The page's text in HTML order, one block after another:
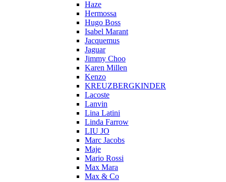
Haze
Hermossa
Hugo Boss
Isabel Marant
Jacquemus
Jaguar
Jimmy Choo
Karen Millen
Kenzo
KREUZBERGKINDER
Lacoste
Lanvin
Lina Latini
Linda Farrow
LIU JO
Marc Jacobs
Maje
Mario Rossi
Max Mara
Max & Co